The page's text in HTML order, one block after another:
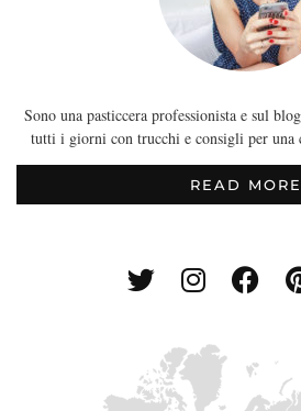
Sono una pasticcera professionista e sul
tutti i giorni con trucchi e consigli per una
READ MORE